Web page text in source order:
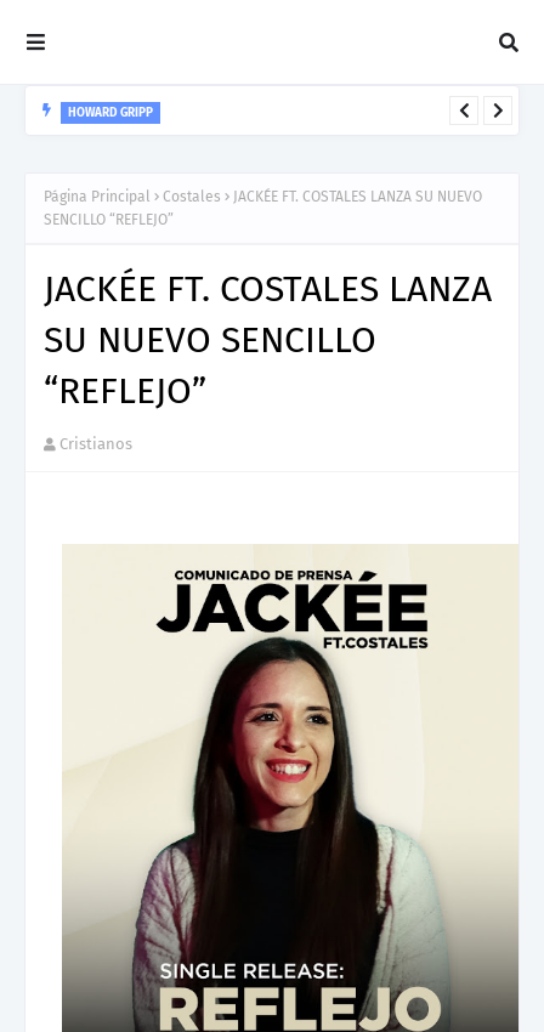
HOWARD GRIPP
Página Principal Costales
JACKÉE FT. COSTALES LANZA SU NUEVO
SENCILLO “REFLEJO”
JACKÉE FT. COSTALES LANZA
SU NUEVO SENCILLO
“REFLEJO”
Cristianos